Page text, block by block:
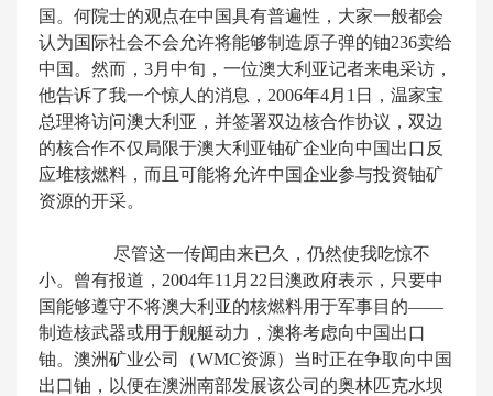
国。何院士的观点在中国具有普遍性，大家一般都会
认为国际社会不会允许将能够制造原子弹的铀236卖给
中国。然而，3月中旬，一位澳大利亚记者来电采访，
他告诉了我一个惊人的消息，2006年4月1日，温家宝
总理将访问澳大利亚，并签署双边核合作协议，双边
的核合作不仅局限于澳大利亚铀矿企业向中国出口反
应堆核燃料，而且可能将允许中国企业参与投资铀矿
资源的开采。
尽管这一传闻由来已久，仍然使我吃惊不
小。曾有报道，2004年11月22日澳政府表示，只要中
国能够遵守不将澳大利亚的核燃料用于军事目的——
制造核武器或用于舰艇动力，澳将考虑向中国出口
铀。澳洲矿业公司（WMC资源）当时正在争取向中国
出口铀，以便在澳洲南部发展该公司的奥林匹克水坝